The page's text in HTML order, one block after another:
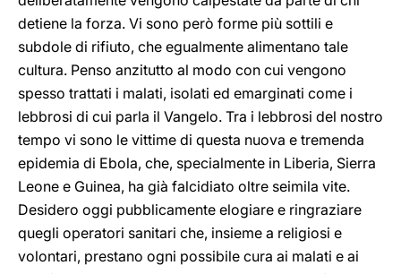
detiene la forza. Vi sono però forme più sottili e
subdole di rifiuto, che egualmente alimentano tale
cultura. Penso anzitutto al modo con cui vengono
spesso trattati i malati, isolati ed emarginati come i
lebbrosi di cui parla il Vangelo. Tra i lebbrosi del nostro
tempo vi sono le vittime di questa nuova e tremenda
epidemia di Ebola, che, specialmente in Liberia, Sierra
Leone e Guinea, ha già falcidiato oltre seimila vite.
Desidero oggi pubblicamente elogiare e ringraziare
quegli operatori sanitari che, insieme a religiosi e
volontari, prestano ogni possibile cura ai malati e ai